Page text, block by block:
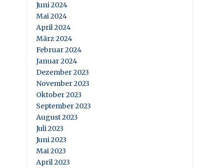
Juni 2024
Mai 2024
April 2024
März 2024
Februar 2024
Januar 2024
Dezember 2023
November 2023
Oktober 2023
September 2023
August 2023
Juli 2023
Juni 2023
Mai 2023
April 2023